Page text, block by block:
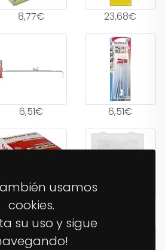
8,77€ 23,68€
6,51€ 6,51€
16,70€
usamos
cookies.
su uso y sigue